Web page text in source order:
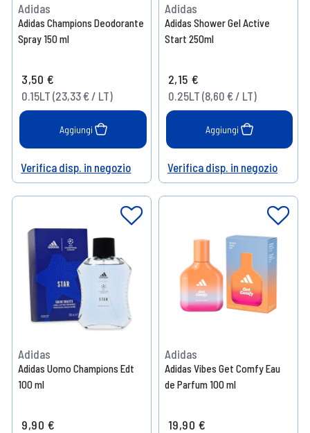
Adidas
Adidas Champions Deodorante
Spray 150 ml
3,50 €
0.15LT (23,33 € / LT)
Aggiungi
Help
Verifica disp. in negozio
Adidas
Adidas Shower Gel Active
Start 250ml
2,15 €
0.25LT (8,60 € / LT)
Aggiungi
Help
Verifica disp. in negozio
Adidas
Adidas Uomo Champions Edt
100 ml
9,90 €
Adidas
Adidas Vibes Get Comfy Eau
de Parfum 100 ml
19,90 €